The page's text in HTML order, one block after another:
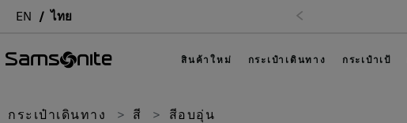
EN ไทย
สินค้าใหม่ กระเป๋าเดินทาง กระเป๋าเป้
กระเป๋าเดินทาง สี สีอบอุ่น